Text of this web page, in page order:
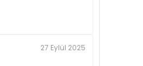
27 Eylül 2025